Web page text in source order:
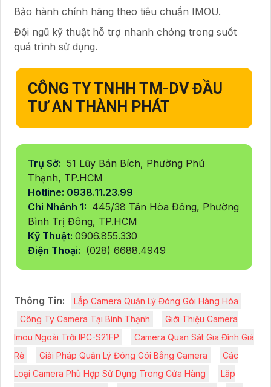
Bảo hành chính hãng theo tiêu chuẩn IMOU.
Đội ngũ kỹ thuật hỗ trợ nhanh chóng trong suốt
quá trình sử dụng.
CÔNG TY TNHH TM-DV ĐẦU
TƯ AN THÀNH PHÁT
Trụ Sở: 51 Lũy Bán Bích, Phường Phú
Thạnh, TP.HCM
Hotline: 0938.11.23.99
Chi Nhánh 1: 445/38 Tân Hòa Đông, Phường
Bình Trị Đông, TP.HCM
Kỹ Thuật: 0906.855.330
Điện Thoại: (028) 6688.4949
Thông Tin:
Lắp Camera Quản Lý Đóng Gói Hàng Hóa
Công Ty Camera Tại Bình Thạnh
Giới Thiệu Camera
Imou Ngoài Trời IPC-S21FP
Camera Quan Sát Gia Đình Giá
Rẻ
Giải Pháp Quản Lý Đóng Gói Bằng Camera
Các
Loại Camera Phù Hợp Sử Dụng Trong Cửa Hàng
Lăp